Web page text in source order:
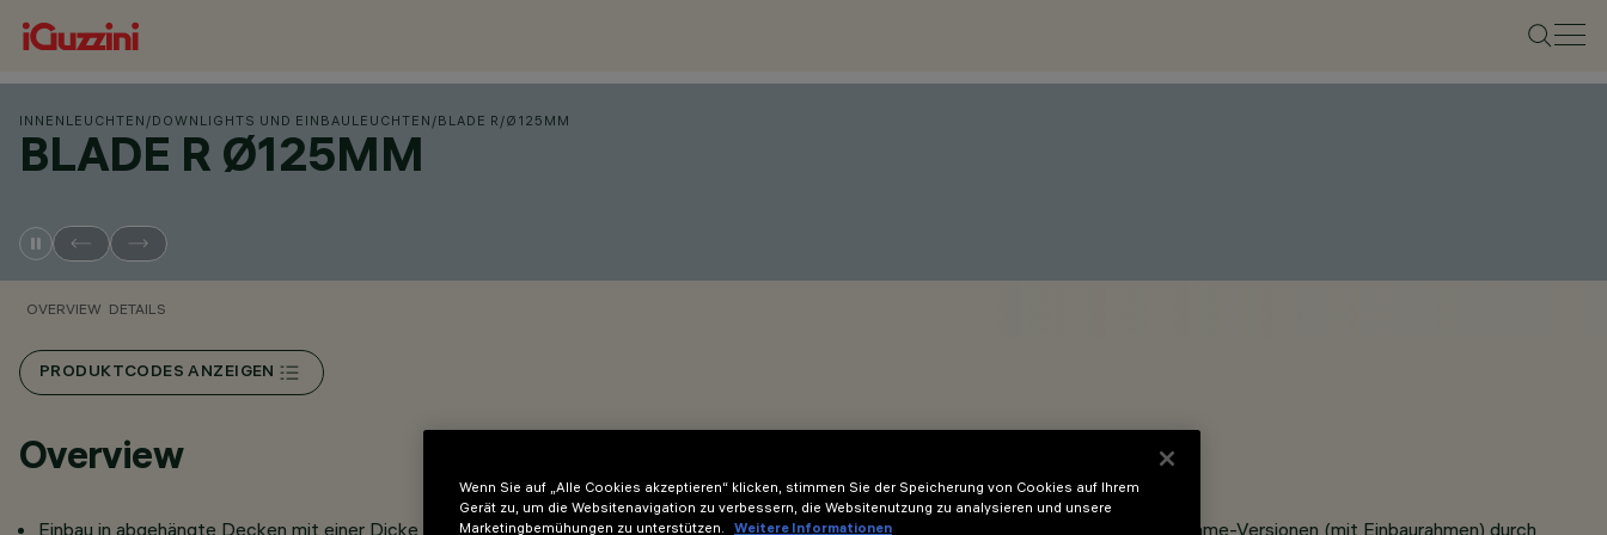
INNENLEUCHTEN /DOWNLIGHTS UND EINBAULEUCHTEN /BLADE R /Ø125MM
BLADE R Ø125MM
OVERVIEW DETAILS
PRODUKTCODES ANZEIGEN
Overview
Einbau in abgehängte Decken mit einer Dicke von 12,5 bis 25 mm für Minimal-Versionen (ohne Einbaurahmen ) oder von 1 bis 25 mm für Frame-Versionen (mit Einbaurahmen) durch
Wenn Sie auf „Alle Cookies akzeptieren“ klicken, stimmen Sie der Speicherung von Cookies auf Ihrem
Gerät zu, um die Websitenavigation zu verbessern, die Websitenutzung zu analysieren und unsere
Marketingbemühungen zu unterstützen.
Weitere Informationen